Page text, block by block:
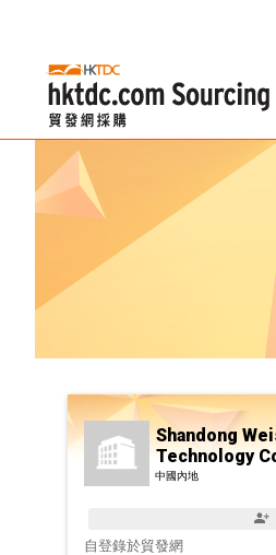
Shandong
Technology
中國內地
自登錄於貿發網